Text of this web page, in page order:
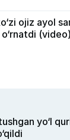
ojiz ayol
(video)
yo‘l